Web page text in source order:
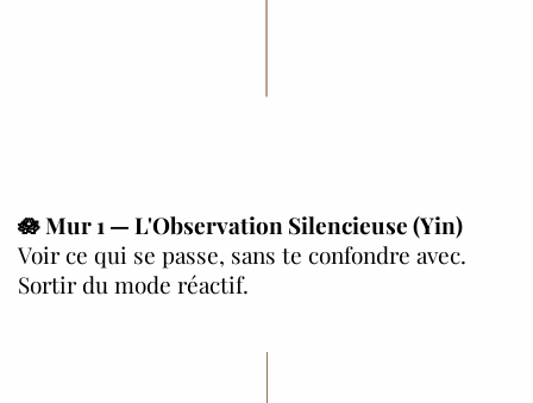
🪷 Mur 1 — L'Observation Silencieuse (Yin)
Voir ce qui se passe, sans te confondre avec.
Sortir du mode réactif.